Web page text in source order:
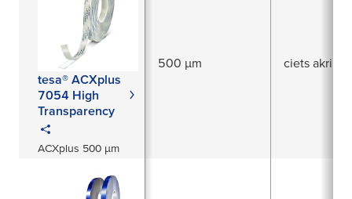
tesa® ACXplus
7054 High
Transparency
ACXplus 500 µm
500 µm ciets akrils